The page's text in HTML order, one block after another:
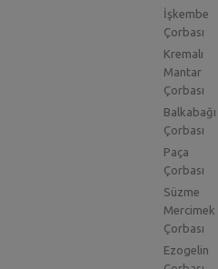
İşkembe
Çorbası
Kremalı
Mantar
Çorbası
Balkabağı
Çorbası
Paça
Çorbası
Süzme
Mercimek
Çorbası
Ezogelin